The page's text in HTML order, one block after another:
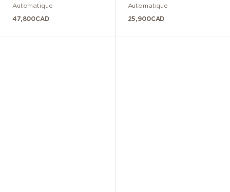
Automatique
47,800CAD
Automatique
25,900CAD